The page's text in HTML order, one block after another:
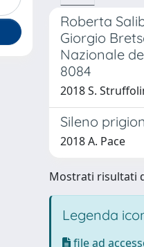
Roberta
Giorgio
Nazionale
8084
2018 S.
Sileno
2018 A. Pace
Mostrati risultati
Legenda
file ad